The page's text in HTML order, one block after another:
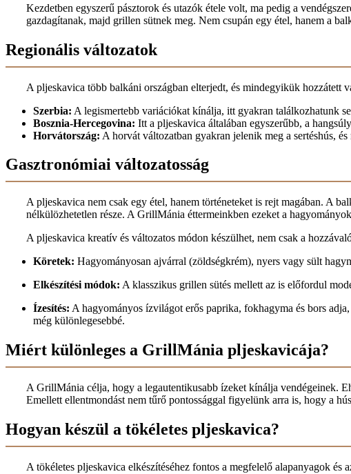
Kezdetben egyszerű pásztorok és utazók étele volt, ma pedig a
gazdagítanak, majd grillen sütnek meg. Nem csupán egy étel, hanem a
Regionális változatok
A pljeskavica több balkáni országban elterjedt, és mindegyikük hozzátett
Szerbia: A legismertebb variációkat kínálja, itt gyakran találkozhatunk
Bosznia-Hercegovina: Itt a pljeskavica általában egyszerűbb, a
Horvátország: A horvát változatban gyakran jelenik meg a sertéshús,
Gasztronómiai változatosság
A pljeskavica nem csak egy étel, hanem történeteket is rejt magában. A
nélkülözhetetlen része. A GrillMánia éttermeinkben ezeket a
A pljeskavica kreatív és változatos módon készülhet, nem csak a
Köretek: Hagyományosan ajvárral (zöldségkrém), nyers vagy sült
Elkészítési módok: A klasszikus grillen sütés mellett az is előfordul
Ízesítés: A hagyományos ízvilágot erős paprika, fokhagyma és bors
még különlegesebbé.
Miért különleges a GrillMánia pljeskavicája?
A GrillMánia célja, hogy a legautentikusabb ízeket kínálja vendégeinek.
Emellett ellentmondást nem tűrő pontossággal figyelünk arra is, hogy a
Hogyan készül a tökéletes pljeskavica?
A tökéletes pljeskavica elkészítéséhez fontos a megfelelő alapanyagok és